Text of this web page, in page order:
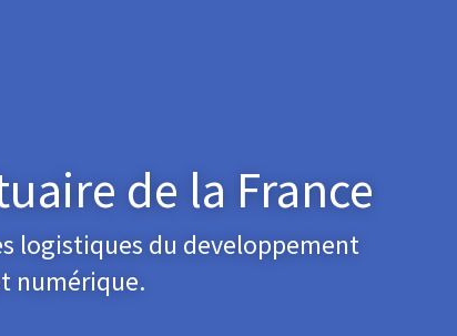
de la France
logistiques du developpement
numérique.